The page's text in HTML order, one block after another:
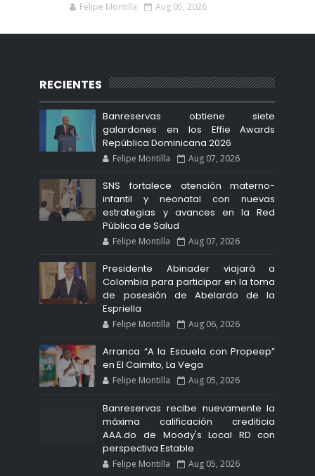
Felipe Montilla Aug 05, 2026
RECIENTES
Banreservas obtiene siete
galardones en los Effie Awards
República Dominicana 2026
Felipe Montilla Aug 07, 2026
SNS fortalece atención materno-
infantil y neonatal con nuevas
estrategias y avances en la Red
Pública de Salud
Felipe Montilla Aug 07, 2026
Presidente Abinader viajará a
Colombia para participar en la toma
de posesión de Abelardo de la
Espriella
Felipe Montilla Aug 06, 2026
Arranca “A la Escuela con Propeep”
en El Caimito, La Vega
Felipe Montilla Aug 05, 2026
Banreservas recibe nuevamente la
máxima calificación crediticia
AAA.do de Moody's Local RD con
perspectiva Estable
Felipe Montilla Aug 05, 2026